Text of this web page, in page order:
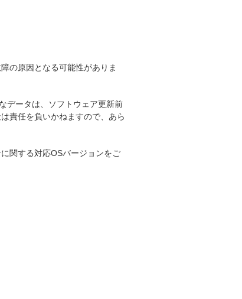
の原因となる可能性がありま
データは、ソフトウェア更新前
責任を負いかねますので、あら
関する対応OSバージョンをご